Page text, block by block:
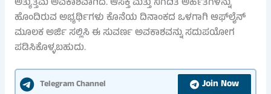
ಹೊಂದಿರುವ ಅಭ್ಯರ್ಥಿಗಳು ಕೊನೆಯ ದಿನಾಂಕದ ಒಳಗಾಗಿ ಆಫ್‌ಲೈನ್
ಮೂಲಕ ಅರ್ಜಿ ಸಲ್ಲಿಸಿ ಈ ಸುವರ್ಣ ಅವಕಾಶವನ್ನು ಸದುಪಯೋಗ
ಪಡಿಸಿಕೊಳ್ಳಬಹುದು.
Telegram Channel Join Now